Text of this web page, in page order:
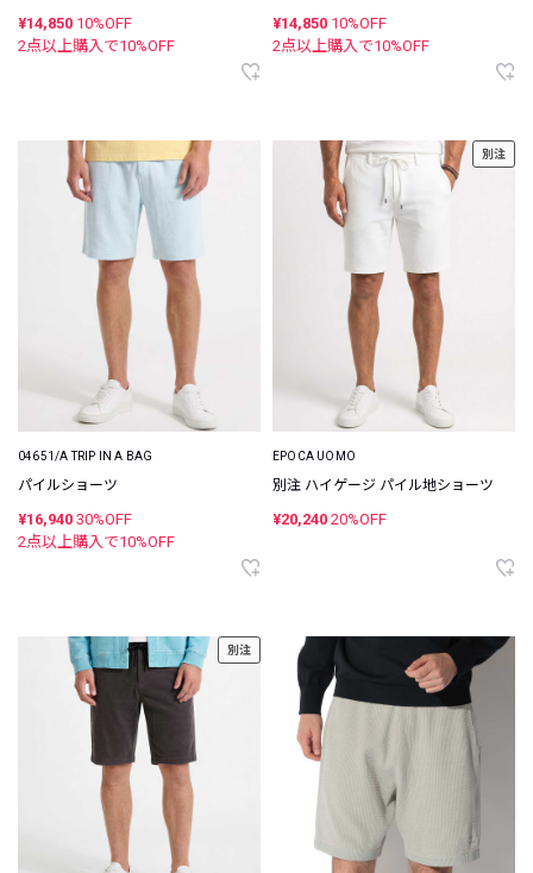
¥14,850 10%OFF
2点以上購入で10%OFF
¥14,850 10%OFF
2点以上購入で10%OFF
04651/A TRIP IN A BAG
パイルショーツ
¥16,940 30%OFF
2点以上購入で10%OFF
別注
EPOCA UOMO
別注 ハイゲージ パイル地ショーツ
¥20,240 20%OFF
別注